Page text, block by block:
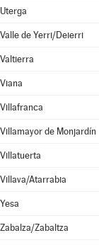
Uterga
Valle de Yerri/Deierri
Valtierra
Viana
Villafranca
Villamayor de Monjardín
Villatuerta
Villava/Atarrabia
Yesa
Zabalza/Zabaltza